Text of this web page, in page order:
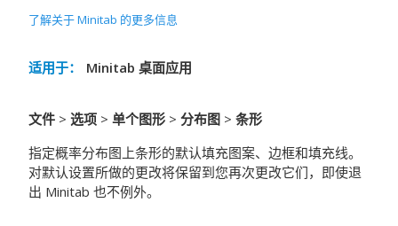
了解关于 Minitab 的更多信息
适用于： Minitab 桌面应用
文件 > 选项 > 单个图形 > 分布图 > 条形
指定概率分布图上条形的默认填充图案、边框和填充线。
对默认设置所做的更改将保留到您再次更改它们，即使退
出 Minitab 也不例外。